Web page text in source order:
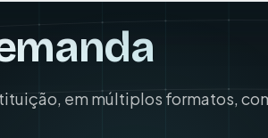
em múltiplos formatos,